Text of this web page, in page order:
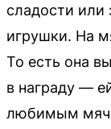
сладости или
игрушки. На
То есть она
в награду —
любимым